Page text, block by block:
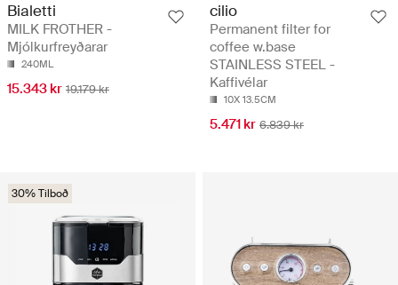
Bialetti
MILK FROTHER -
Mjólkurfreyðarar
240ML
15.343 kr 19.179 kr
cilio
Permanent filter for
coffee w.base
STAINLESS STEEL -
Kaffivélar
10X 13.5CM
5.471 kr 6.839 kr
30% Tilboð